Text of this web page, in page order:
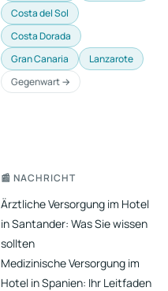
Costa del Sol
Costa Dorada
Gran Canaria
Lanzarote
Gegenwart →
📰 NACHRICHT
Ärztliche Versorgung im Hotel
in Santander: Was Sie wissen
sollten
Medizinische Versorgung im
Hotel in Spanien: Ihr Leitfaden